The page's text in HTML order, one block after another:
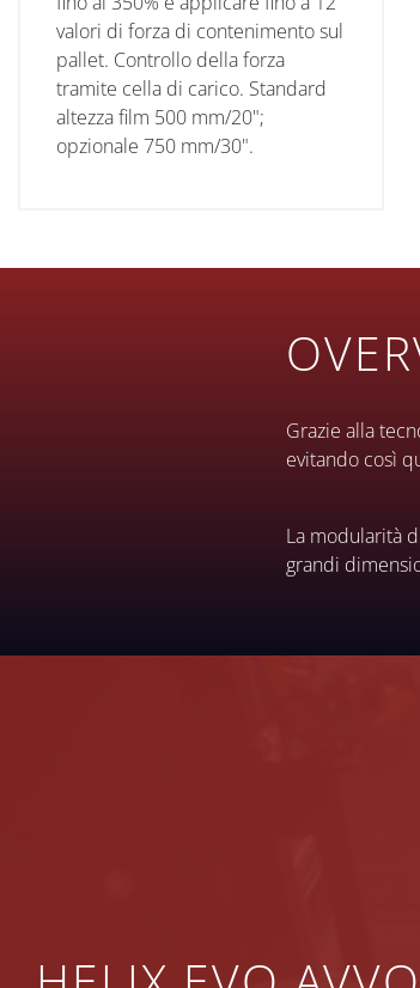
valori di forza di contenimento sul
pallet. Controllo della forza
tramite cella di carico. Standard
altezza film 500 mm/20";
opzionale 750 mm/30".
Grazie alla
evitando così
La modularità
grandi